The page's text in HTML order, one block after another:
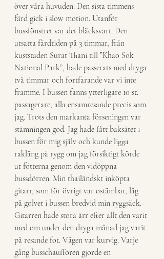
över våra huvuden. Den sista timmens
färd gick i slow motion. Utanför
bussfönstret var det bläcksvart. Den
utsatta färdtiden på 3 timmar, från
kuststaden Surat Thani till ”Khao Sok
National Park”, hade passerats med dryga
två timmar och fortfarande var vi inte
framme. I bussen fanns ytterligare 10 st.
passagerare, alla ensamresande precis som
jag. Trots den markanta förseningen var
stämningen god. Jag hade fått baksätet i
bussen för mig själv och kunde ligga
raklång på rygg om jag försiktigt körde
ut fötterna genom den vidöppna
bussdörren. Min thailändskt inköpta
gitarr, som för övrigt var ostämbar, låg
på golvet i bussen bredvid min ryggsäck.
Gitarren hade stora ärr efter allt den varit
med om under den dryga månad jag varit
på resande fot. Vägen var kurvig. Varje
gång busschauffören gjorde en